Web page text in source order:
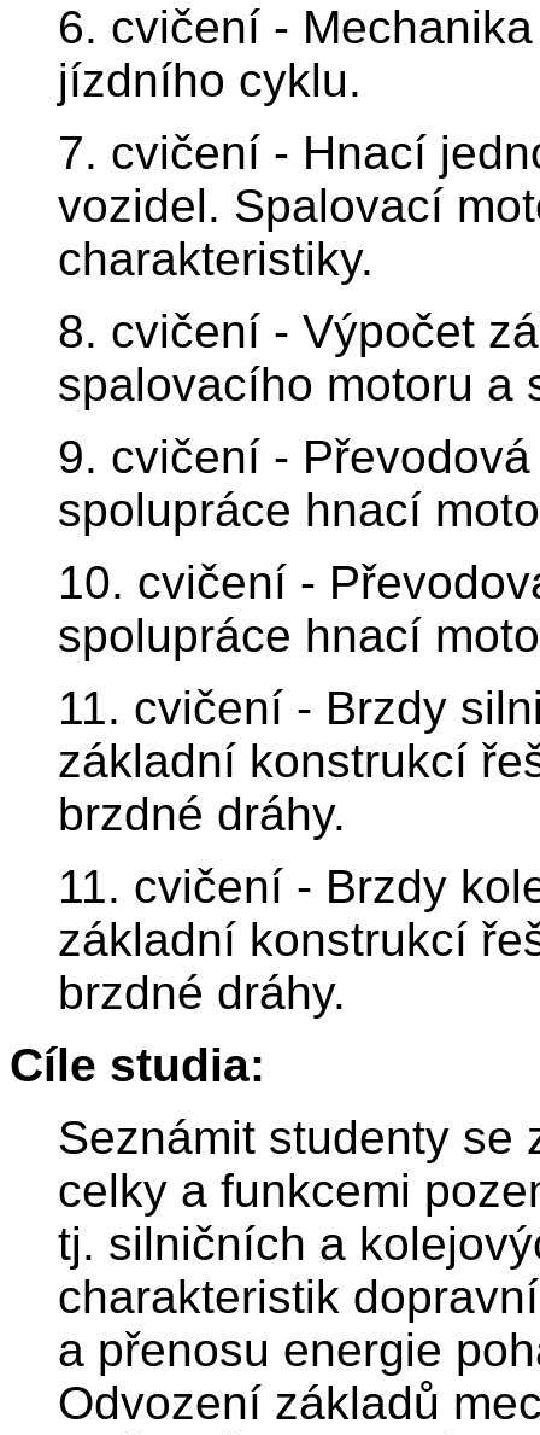
6. cvičení -
jízdního cyklu.
7. cvičení - Hnací
vozidel. Spalovací
charakteristiky.
8. cvičení - Výpočet
spalovacího motoru a
9. cvičení -
spolupráce hnací
10. cvičení -
spolupráce hnací
11. cvičení - Brzdy
základní konstrukcí
brzdné dráhy.
11. cvičení - Brzdy
základní konstrukcí
brzdné dráhy.
Cíle studia:
Seznámit studenty se
celky a funkcemi
tj. silničních a
charakteristik
a přenosu energie
Odvození základů